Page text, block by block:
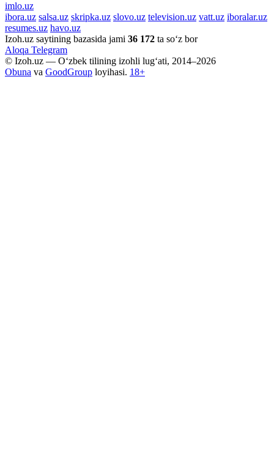
imlo.uz
ibora.uz salsa.uz skripka.uz slovo.uz television.uz vatt.uz iboralar.uz
resumes.uz havo.uz
Izoh.uz saytining bazasida jami 36 172 ta so‘z bor
Aloqa Telegram
© Izoh.uz — O‘zbek tilining izohli lug‘ati, 2014–2026
Obuna va GoodGroup loyihasi. 18+